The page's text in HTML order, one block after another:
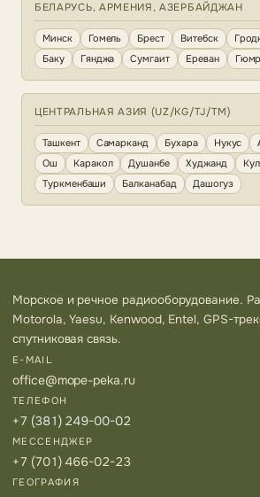
БЕЛАРУСЬ, АРМЕНИЯ, АЗЕРБАЙДЖАН
Минск Гомель Брест Витебск
Баку
Гянджа Сумгаит Ереван
ЦЕНТРАЛЬНАЯ АЗИЯ (UZ/KG/TJ/TM)
Ташкент Самарканд Бухара Нукус
Ош
Каракол Душанбе Худжанд
Туркменбаши
Балканабад Дашогуз
Морское и речное радиооборудование.
Motorola, Yaesu, Kenwood, Entel, GPS-
спутниковая связь.
E-MAIL
office@mope-peka.ru
ТЕЛЕФОН
+7 (381) 249-00-02
МЕССЕНДЖЕР
+7 (701) 466-02-23
ГЕОГРАФИЯ